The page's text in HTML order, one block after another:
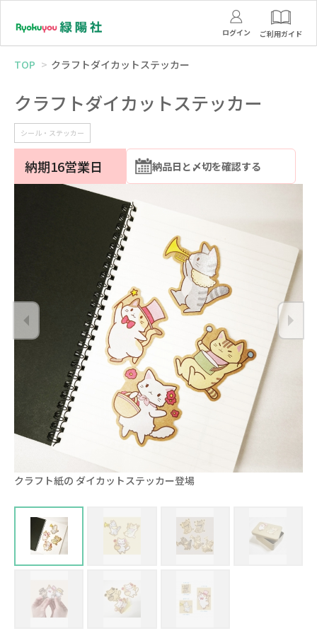
ログイン ご利用ガイド
TOP クラフトダイカットステッカー
クラフトダイカットステッカー
シール・ステッカー
納期16営業日 納品日と〆切を確認する
クラフト紙の ダイカットステッカー登場